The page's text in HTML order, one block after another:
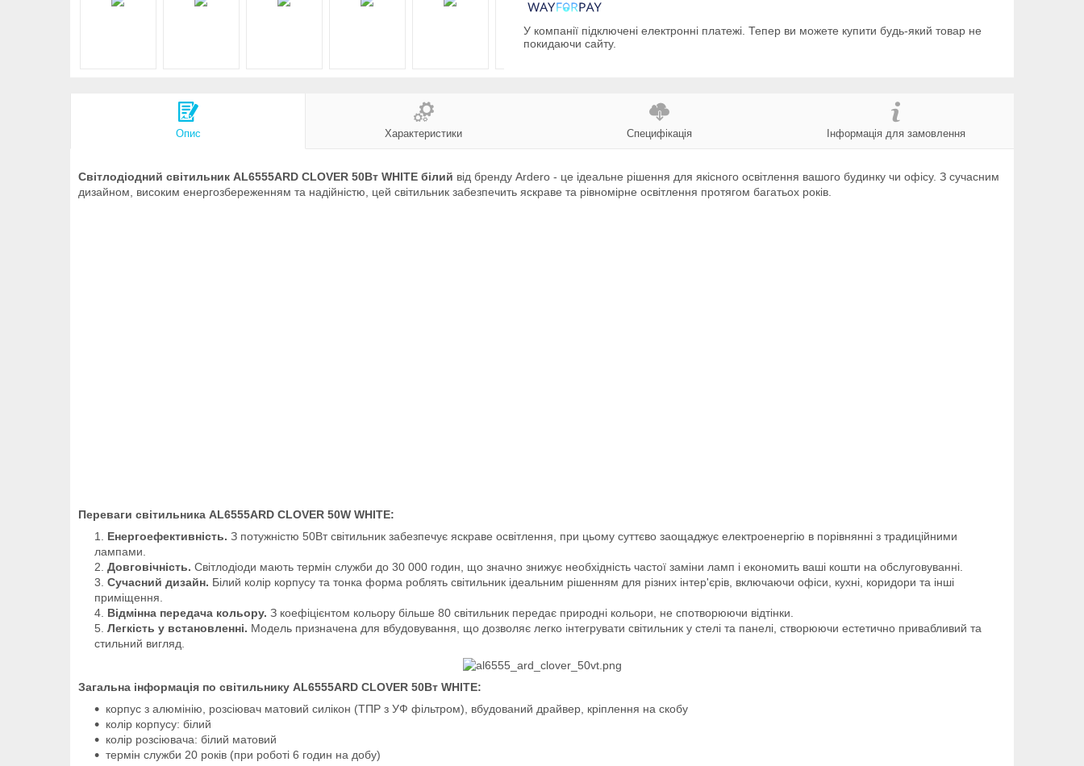
У компанії підключені електронні платежі. Тепер ви можете купити будь-який товар не
покидаючи сайту.
Опис Характеристики Специфікація Інформація для замовлення
Світлодіодний світильник AL6555ARD CLOVER 50Вт WHITE білий від бренду Ardero - це ідеальне рішення для якісного освітлення вашого будинку чи офісу. З сучасним
дизайном, високим енергозбереженням та надійністю, цей світильник забезпечить яскраве та рівномірне освітлення протягом багатьох років.
Переваги світильника AL6555ARD CLOVER 50W WHITE:
Енергоефективність. З потужністю 50Вт світильник забезпечує яскраве освітлення, при цьому суттєво заощаджує електроенергію в порівнянні з традиційними
лампами.
Довговічність. Світлодіоди мають термін служби до 30 000 годин, що значно знижує необхідність частої заміни ламп і економить ваші кошти на обслуговуванні.
Сучасний дизайн. Білий колір корпусу та тонка форма роблять світильник ідеальним рішенням для різних інтер'єрів, включаючи офіси, кухні, коридори та інші
приміщення.
Відмінна передача кольору. З коефіцієнтом кольору більше 80 світильник передає природні кольори, не спотворюючи відтінки.
Легкість у встановленні. Модель призначена для вбудовування, що дозволяє легко інтегрувати світильник у стелі та панелі, створюючи естетично привабливий та
стильний вигляд.
Загальна інформація по світильнику AL6555ARD CLOVER 50Вт WHITE:
корпус з алюмінію, розсіювач матовий силікон (ТПР з УФ фільтром), вбудований драйвер, кріплення на скобу
колір корпусу: білий
колір розсіювача: білий матовий
термін служби 20 років (при роботі 6 годин на добу)